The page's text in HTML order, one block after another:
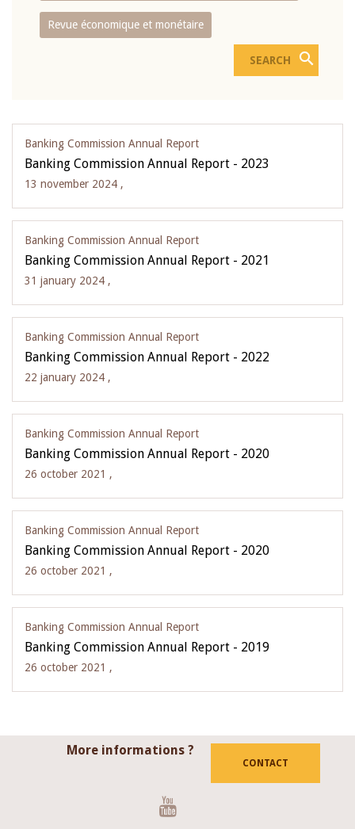
Revue économique et monétaire
Banking Commission Annual Report
Banking Commission Annual Report - 2023
13 november 2024 ,
Banking Commission Annual Report
Banking Commission Annual Report - 2021
31 january 2024 ,
Banking Commission Annual Report
Banking Commission Annual Report - 2022
22 january 2024 ,
Banking Commission Annual Report
Banking Commission Annual Report - 2020
26 october 2021 ,
Banking Commission Annual Report
Banking Commission Annual Report - 2020
26 october 2021 ,
Banking Commission Annual Report
Banking Commission Annual Report - 2019
26 october 2021 ,
More informations ?
CONTACT